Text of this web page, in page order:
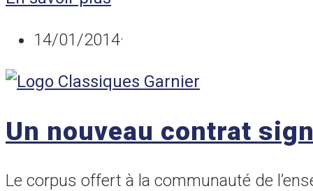
14/01/2014·
Un nouveau contrat
Le corpus offert à la communauté de